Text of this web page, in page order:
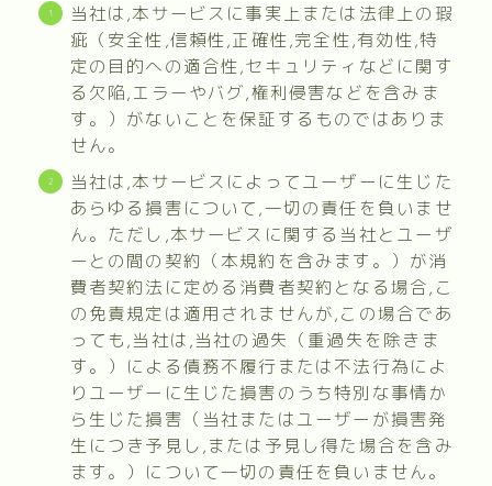
当社は,本サービスに事実上または法律上の瑕
疵（安全性,信頼性,正確性,完全性,有効性,特
定の目的への適合性,セキュリティなどに関す
る欠陥,エラーやバグ,権利侵害などを含みま
す。）がないことを保証するものではありま
せん。
当社は,本サービスによってユーザーに生じた
あらゆる損害について,一切の責任を負いませ
ん。ただし,本サービスに関する当社とユーザ
ーとの間の契約（本規約を含みます。）が消
費者契約法に定める消費者契約となる場合,こ
の免責規定は適用されませんが,この場合であ
っても,当社は,当社の過失（重過失を除きま
す。）による債務不履行または不法行為によ
りユーザーに生じた損害のうち特別な事情か
ら生じた損害（当社またはユーザーが損害発
生につき予見し,または予見し得た場合を含み
ます。）について一切の責任を負いません。